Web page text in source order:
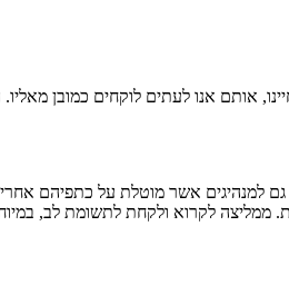
אותם אנו לעתים לוקחים כמובן
הרפואיים בכל העולם, אלא גם למנהיגים אשר
ממליצה לקרוא ולקחת לתשומת לב,